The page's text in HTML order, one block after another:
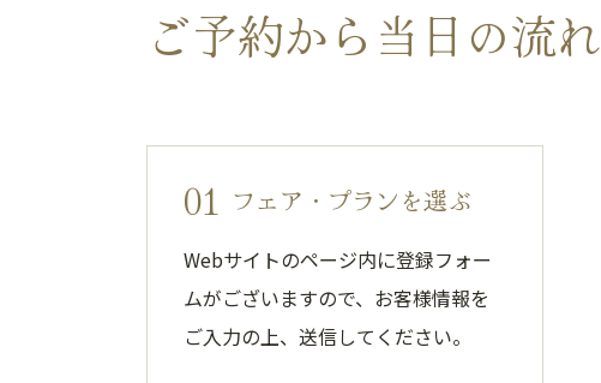
ご予約から当日の流れ
01 フェア・プランを選ぶ
Webサイトのページ内に登録フォー
ムがございますので、お客様情報を
ご入力の上、送信してください。